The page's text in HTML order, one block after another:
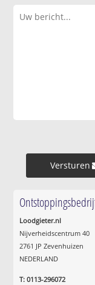
Versturen
Loodgieter.nl
Nijverheidscentrum 40
2761 JP Zevenhuizen
NEDERLAND
T: 0113-296072